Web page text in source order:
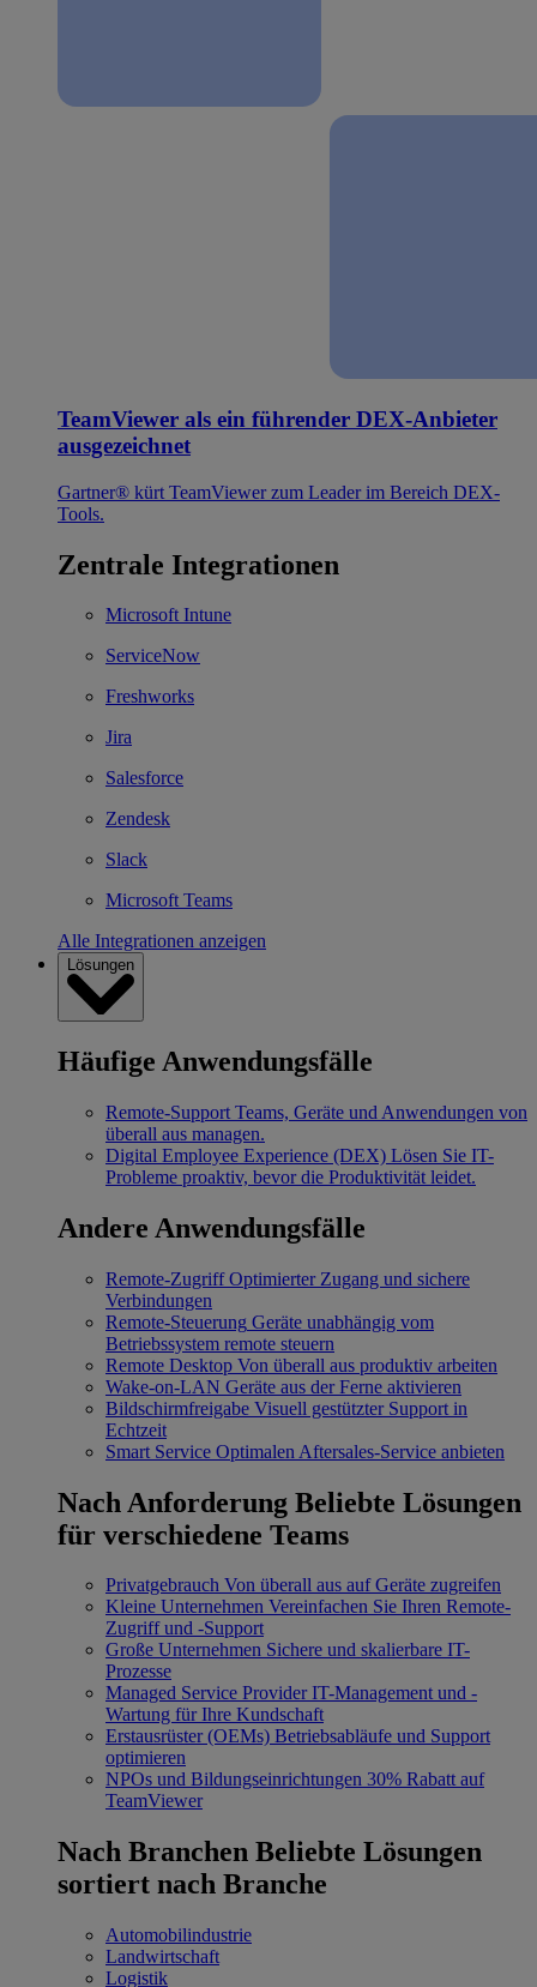
TeamViewer als ein führender DEX-Anbieter
ausgezeichnet
Gartner® kürt TeamViewer zum Leader im Bereich DEX-
Tools.
Zentrale Integrationen
Microsoft Intune
ServiceNow
Freshworks
Jira
Salesforce
Zendesk
Slack
Microsoft Teams
Alle Integrationen anzeigen
Lösungen
Häufige Anwendungsfälle
Remote-Support Teams, Geräte und Anwendungen von
überall aus managen.
Digital Employee Experience (DEX) Lösen Sie IT-
Probleme proaktiv, bevor die Produktivität leidet.
Andere Anwendungsfälle
Remote-Zugriff Optimierter Zugang und sichere
Verbindungen
Remote-Steuerung Geräte unabhängig vom
Betriebssystem remote steuern
Remote Desktop Von überall aus produktiv arbeiten
Wake-on-LAN Geräte aus der Ferne aktivieren
Bildschirmfreigabe Visuell gestützter Support in
Echtzeit
Smart Service Optimalen Aftersales-Service anbieten
Nach Anforderung Beliebte Lösungen
für verschiedene Teams
Privatgebrauch Von überall aus auf Geräte zugreifen
Kleine Unternehmen Vereinfachen Sie Ihren Remote-
Zugriff und -Support
Große Unternehmen Sichere und skalierbare IT-
Prozesse
Managed Service Provider IT-Management und -
Wartung für Ihre Kundschaft
Erstausrüster (OEMs) Betriebsabläufe und Support
optimieren
NPOs und Bildungseinrichtungen 30% Rabatt auf
TeamViewer
Nach Branchen Beliebte Lösungen
sortiert nach Branche
Automobilindustrie
Landwirtschaft
Logistik